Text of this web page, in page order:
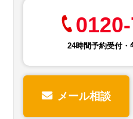
24時間予約受付・
メール相談